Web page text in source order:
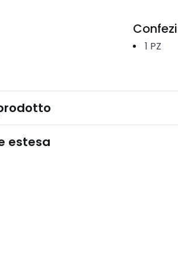
1 PZ
estesa